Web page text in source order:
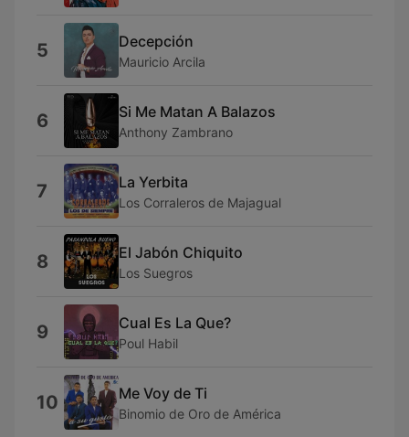
5 Decepción
Mauricio Arcila
6 Si Me Matan A Balazos
Anthony Zambrano
7 La Yerbita
Los Corraleros de Majagual
8 El Jabón Chiquito
Los Suegros
9 Cual Es La Que?
Poul Habil
10 Me Voy de Ti
Binomio de Oro de América